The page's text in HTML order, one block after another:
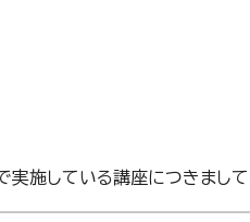
施している講座につきまし